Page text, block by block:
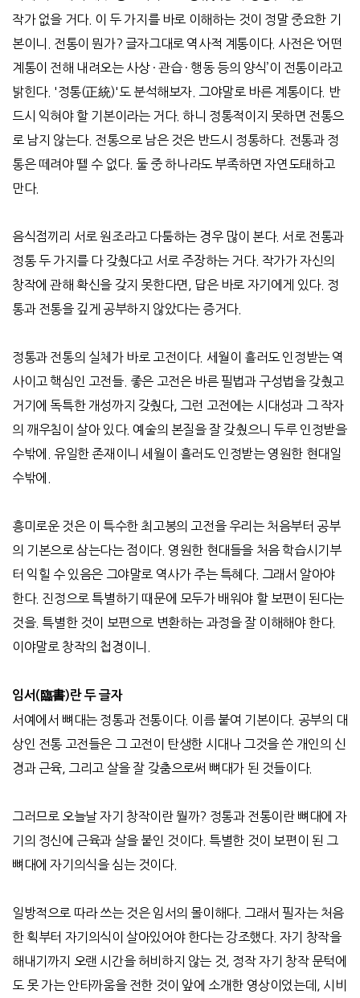
작가 없을 거다. 이 두 가지를 바로 이해하는 것이 정말 중요한 기
본이니
전통이 뭔가? 글자그대로 역사적 계통이다. 사전은 ‘어떤
계통이 전해 내려오는 사상 ·관습 · 행동 등의 양식’이 전통이라고
밝힌다. '정통(正統)' 도 분석해보자 그야말로 바른 계통이다. 반
드시 익혀야 할 기본이라는 거다.하니 정통적이지 못하면 전통으
로 남지 않는다. 전통으로 남은 것은 반드시 정통하다. 전통과 정
통은 떼려야 뗄 수 없다. 둘 중 하나라도 부족하면 자연도태하고
만다.
음식점끼리 서로 원조라고 다툼하는 경우 많이 본다. 서로 전통과
정통 두 가지를 다 갖췄다고 서로 주장하는 거다. 작가가 자신의
창작에 관해 확신을 갖지 못한다면
답은 바로 자기에게 있다. 정
통과 전통을 깊게 공부하지 않았다는 증거다.
정통과 전통의 실체가 바로 고전이다. 세월이 흘러도 인정받는 역
사이고 핵심인 고전들. 좋은 고전은 바른 필법과 구성법을 갖췄고
거기에 독특한 개성까지 갖췄다,
그런 고전에는 시대성과 그 작자
의 깨우침이 살아 있다. 예술의 본질을 잘 갖췄으니 두루 인정받을
수밖에
유일한 존재이니 세월이 흘러도 인정받는 영원한 현대일
수밖에
흥미로운 것은 이 특수한 최고봉의 고전을 우리는 처음부터 공부
의 기본으로 삼는다는 점이다. 영원한 현대들을 처음 학습시기부
터 익힐 수 있음은 그야말로 역사가 주는 특혜다.
그래서 알아야
한다. 진정으로 특별하기 때문에 모두가 배워야 할 보편이 된다는
것을. 특별한 것이 보편으로 변환하는 과정을 잘 이해해야 한다.
이야말로 창작의 첩경이니
임서 ( 臨書)란 두 글자
서예에서 뼈대는 정통과 전통이다. 이름 붙여 기본이다. 공부의 대
상인 전통 고전들은 그 고전이 탄생한 시대나 그것을 쓴 개인의 신
경과 근육
그리고 살을 잘 갖춤으로써 뼈대가 된 것들이다.
그러므로 오늘날 자기 창작이란 뭘까? 정통과 전통이란 뼈대에 자
기의 정신에 근육과 살을 붙인 것이다. 특별한 것이 보편이 된 그
뼈대에 자기의식을 심는 것이다.
일방적으로 따라 쓰는 것은 임서의 몰이해다.
그래서 필자는 처음
한 획부터 자기의식이 살아있어야 한다는 강조했다. 자기 창작을
해내기까지 오랜 시간을 허비하지 않는 것
정작 자기 창작 문턱에
도 못 가는 안타까움을 전한 것이 앞에 소개한 영상이었는데
시비